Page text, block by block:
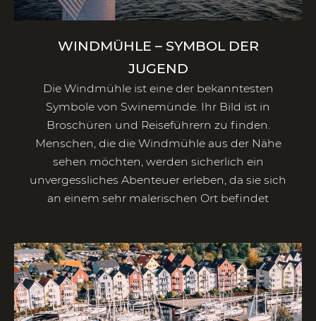
WINDMÜHLE – SYMBOL DER
JUGEND
Die Windmühle ist eine der bekanntesten
Symbole von Swinemünde. Ihr Bild ist in
Broschüren und Reiseführern zu finden.
Menschen, die die Windmühle aus der Nähe
sehen möchten, werden sicherlich ein
unvergessliches Abenteuer erleben, da sie sich
an einem sehr malerischen Ort befindet